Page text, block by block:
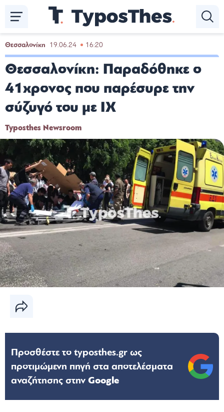
προς
κυρίως
περιεχόμενο
Θεσσαλονίκη 19.06.24 16:20
Θεσσαλονίκη: Παραδόθηκε ο
41χρονος που παρέσυρε την
σύζυγό του με ΙΧ
Typosthes Newsroom
Προσθέστε το typosthes.gr ως
προτιμώμενη πηγή στα αποτελέσματα
αναζήτησης στηνGoogle